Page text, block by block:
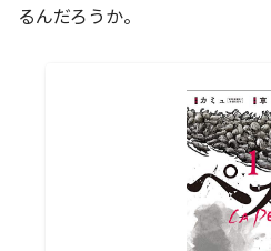
るんだろうか。